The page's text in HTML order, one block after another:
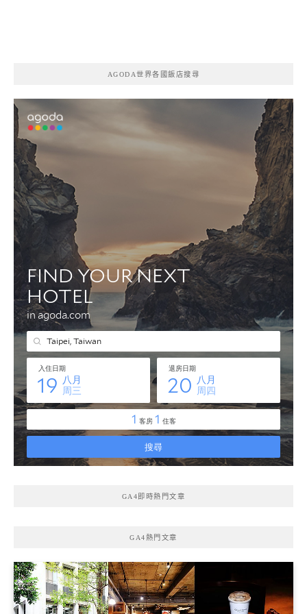
AGODA世界各國飯店搜尋
GA4即時熱門文章
GA4熱門文章